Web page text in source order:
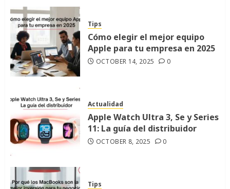
Tips
Cómo elegir el mejor equipo
Apple para tu empresa en 2025
OCTOBER 14, 2025 0
Actualidad
Apple Watch Ultra 3, Se y Series
11: La guía del distribuidor
OCTOBER 8, 2025 0
Tips